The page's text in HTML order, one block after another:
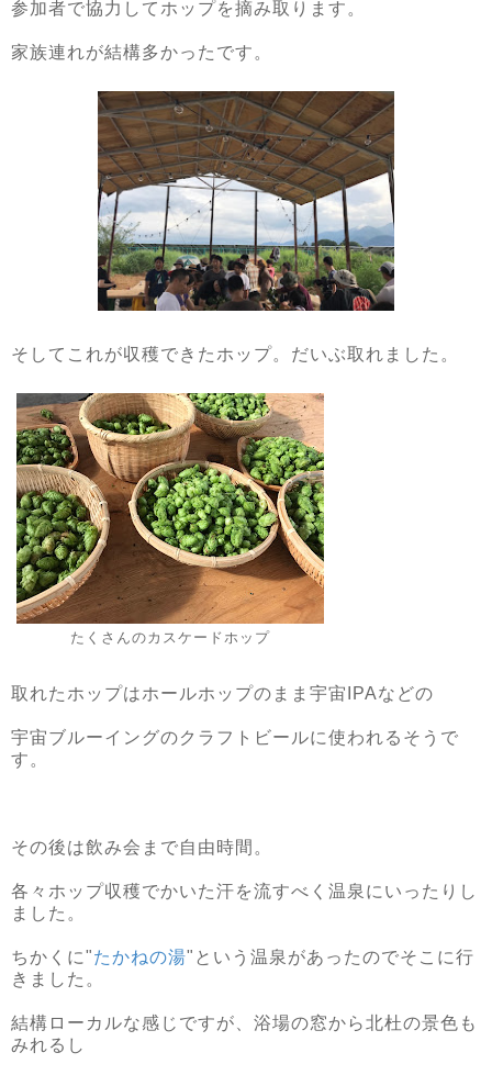
参加者で協力してホップを摘み取ります。
家族連れが結構多かったです。
そしてこれが収穫できたホップ。だいぶ取れました。
たくさんのカスケードホップ
取れたホップはホールホップのまま宇宙IPAなどの
宇宙ブルーイングのクラフトビールに使われるそうで
す。
その後は飲み会まで自由時間。
各々ホップ収穫でかいた汗を流すべく温泉にいったりし
ました。
ちかくに"たかねの湯"という温泉があったのでそこに行
きました。
結構ローカルな感じですが、浴場の窓から北杜の景色も
みれるし